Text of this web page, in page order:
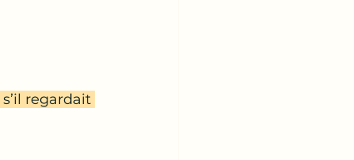
regardait